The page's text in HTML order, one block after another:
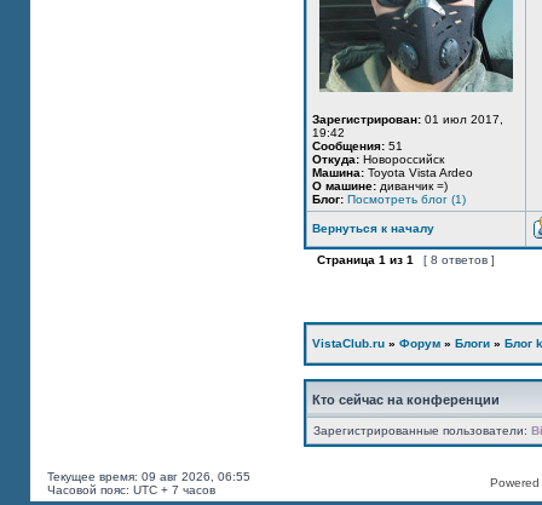
Зарегистрирован: 01 июл 2017,
19:42
Сообщения: 51
Откуда: Новороссийск
Машина: Toyota Vista Ardeo
О машине: диванчик =)
Блог: Посмотреть блог (1)
Вернуться к началу
Страница 1 из 1 [ 8 ответов ]
VistaClub.ru » Форум » Блоги » Блог
Кто сейчас на конференции
Зарегистрированные пользователи:
Текущее время: 09 авг 2026, 06:55
Часовой пояс: UTC + 7 часов